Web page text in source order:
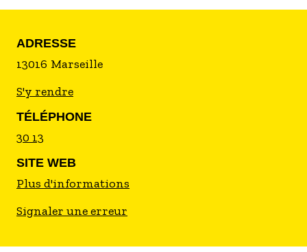
ADRESSE
13016 Marseille
S'y rendre
TÉLÉPHONE
30 13
SITE WEB
Plus d'informations
Signaler une erreur